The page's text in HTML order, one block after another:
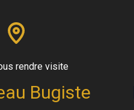
rendre visite
Bugiste